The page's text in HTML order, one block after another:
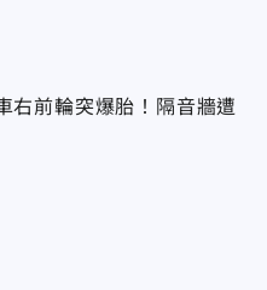
右前輪突爆胎！隔音牆遭